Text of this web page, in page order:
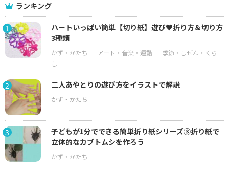
ランキング
1
ハートいっぱい簡単【切り紙】遊び♥折り方＆切り方
3種類
2 二人あやとりの遊び方をイラストで解説
3
子どもが1分でできる簡単折り紙シリーズ③折り紙で
立体的なカブトムシを作ろう